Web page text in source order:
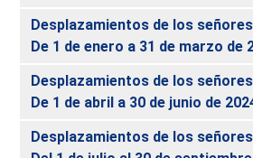
Desplazamientos de los
De 1 de enero a 31 de marzo de
Desplazamientos de los
De 1 de abril a 30 de junio de
Desplazamientos de los